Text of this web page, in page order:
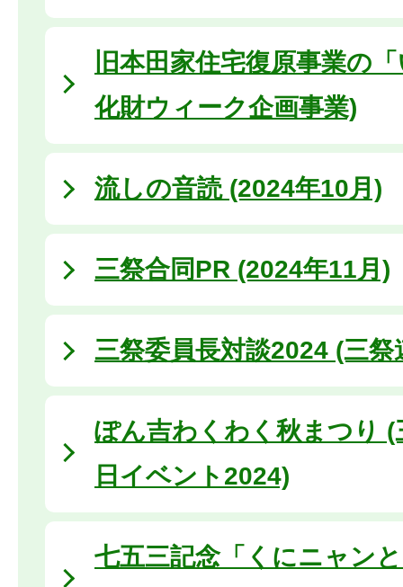
旧本田家住宅復原事業の
化財ウィーク企画事業)
流しの音読 (2024年10月)
三祭合同PR (2024年11月)
三祭委員長対談2024 (三祭
ぽん吉わくわく秋まつり (
日イベント2024)
七五三記念「くにニャン